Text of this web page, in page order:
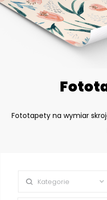
Fototapety na wymiar
Kategorie